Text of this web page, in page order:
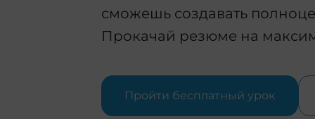
сможешь создавать
Прокачай резюме на
Пройти бесплатный урок